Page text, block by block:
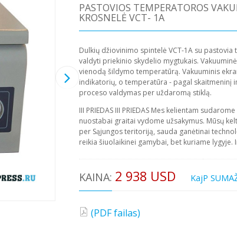
PASTOVIOS TEMPERATOROS
KROSNELĖ VCT- 1A
Dulkių džiovinimo spintelė VCT-1A su pastovia
valdyti priekinio skydelio mygtukais.
vienodą šildymo temperatūrą. Vakuuminis
indikatorių, o temperatūra - pagal skaitmeninį
proceso valdymas per uždaromą stiklą.
III PRIEDAS III PRIEDAS Mes kelientam
nuostabai graitai vydome užsakymus. Mūsų
per Sąjungos teritoriją, sauda ganėtinai
reikia šiuolaikinei gamybai, bet kuriame lygyje.
KAINA: 2 938 USD KajP
(PDF failas)